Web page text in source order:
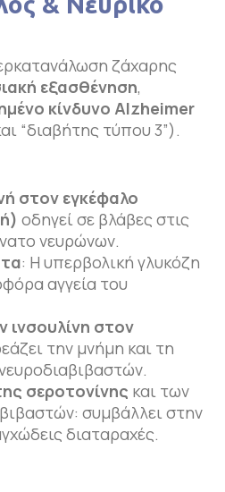
ζάχαρης
εξασθένηση,
κίνδυνο Alzheimer
“διαβήτης τύπου 3”).
στον εγκέφαλο
οδηγεί σε βλάβες στις
νευρώνων.
: Η υπερβολική γλυκόζη
αγγεία του
ινσουλίνη στον
την μνήμη και τη
σεροτονίνης και των
συμβάλλει στην
διαταραχές.